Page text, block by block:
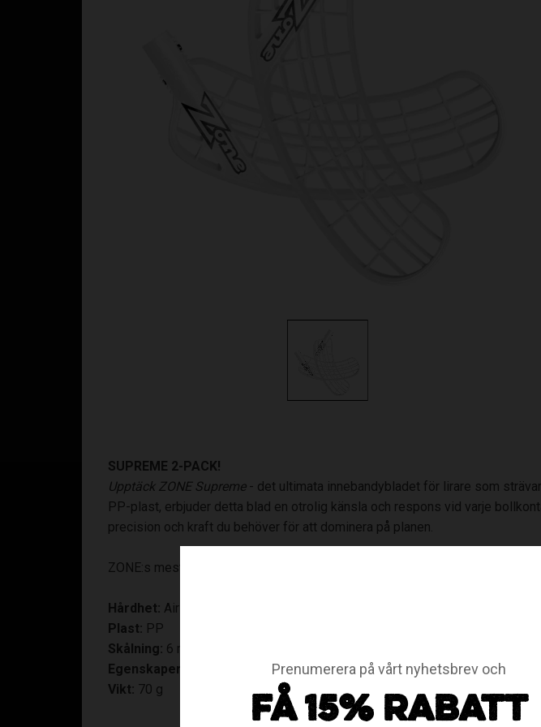
SUPREME 2-PACK!
Upptäck ZONE Supreme- det ultimata innebandybladet för lirare som
PP-plast, erbjuder detta blad en otrolig känsla och respons vid varje
precision och kraft du behöver för att dominera på planen.
ZONE:s mest sålda
Hårdhet: Air Soft Feel, för bästa känslan.
Plast: PP
Skålning: 6 mm
Egenskaper:
Lirarblad, för dig som vill ha optimal känsla!
Vikt: 70 g
Prenumerera på vårt nyhetsbrev och
FÅ 15% RABATT